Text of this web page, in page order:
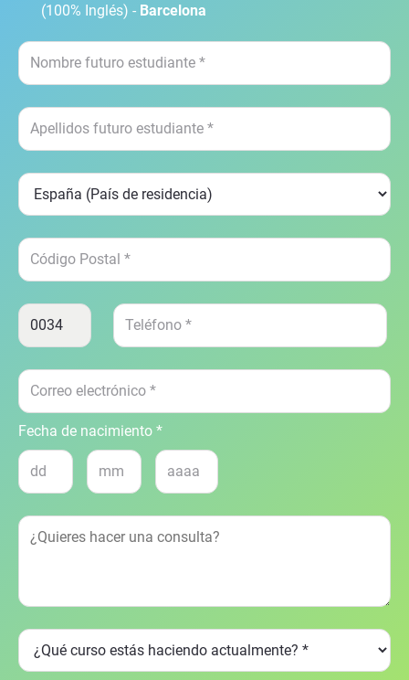
(100% Inglés) - Barcelona
Fecha de nacimiento *